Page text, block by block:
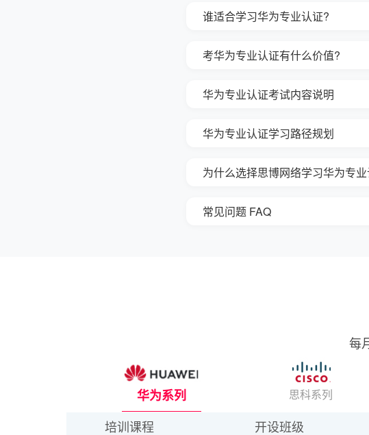
谁适合学习华为专业认证?
考华为专业认证有什么价值?
华为专业认证考试内容说明
华为专业认证学习路径规划
为什么选择思博网络学习华为专
常见问题 FAQ
每
华为系列 思科系列
培训课程 开设班级